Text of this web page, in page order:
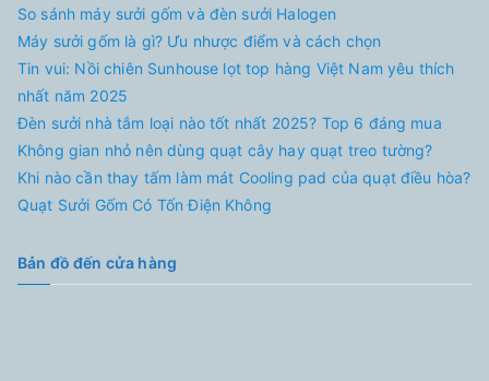
So sánh máy sưởi gốm và đèn sưởi Halogen
Máy sưởi gốm là gì? Ưu nhược điểm và cách chọn
Tin vui: Nồi chiên Sunhouse lọt top hàng Việt Nam yêu thích
nhất năm 2025
Đèn sưởi nhà tắm loại nào tốt nhất 2025? Top 6 đáng mua
Không gian nhỏ nên dùng quạt cây hay quạt treo tường?
Khi nào cần thay tấm làm mát Cooling pad của quạt điều hòa?
Quạt Sưởi Gốm Có Tốn Điện Không
Bản đồ đến cửa hàng